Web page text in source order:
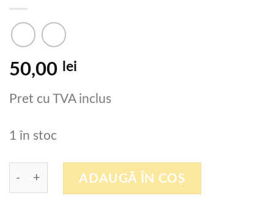
50,00 lei
Pret cu TVA inclus
1 în stoc
Cantitate RULMENT 6008LLU / 2ASU1 NTN
ADAUGĂ ÎN COȘ